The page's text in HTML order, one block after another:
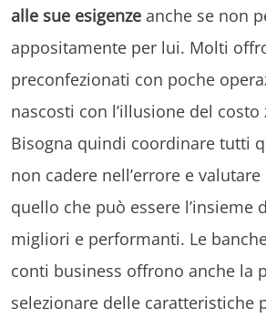
alle sue esigenze anche se non
appositamente per lui. Molti
preconfezionati con poche
nascosti con l’illusione del
Bisogna quindi coordinare tutti
non cadere nell’errore e
quello che può essere l’insieme
migliori e performanti. Le
conti business offrono anche la
selezionare delle caratteristiche